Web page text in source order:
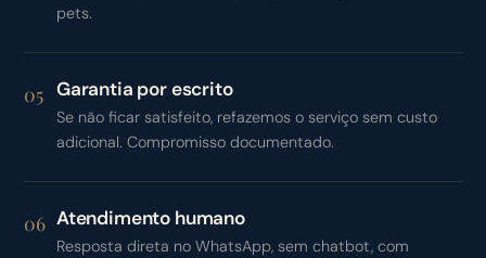
pets.
05 Garantia por escrito
Se não ficar satisfeito, refazemos o serviço sem custo
adicional. Compromisso documentado.
06 Atendimento humano
Resposta direta no WhatsApp, sem chatbot, com